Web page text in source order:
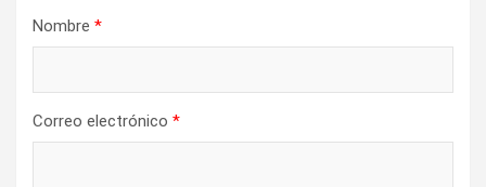
Nombre *
Correo electrónico *